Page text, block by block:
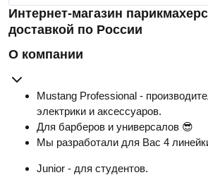
Интернет-магазин
доставкой по России
О компании
Mustang Professional -
электрики и аксессуаров.
Для барберов и универсалов 😎
Мы разработали для Вас 4
Junior - для студентов.